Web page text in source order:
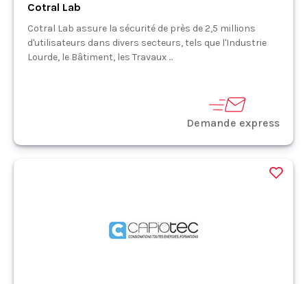
Cotral Lab
Cotral Lab assure la sécurité de près de 2,5 millions
d'utilisateurs dans divers secteurs, tels que l'Industrie
Lourde, le Bâtiment, les Travaux ...
Demande express